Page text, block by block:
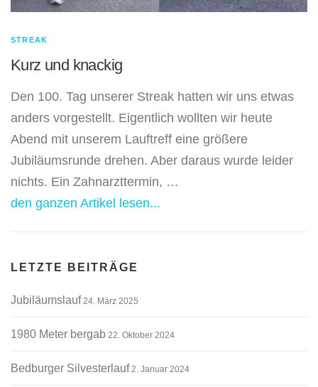
STREAK
Kurz und knackig
Den 100. Tag unserer Streak hatten wir uns etwas
anders vorgestellt. Eigentlich wollten wir heute
Abend mit unserem Lauftreff eine größere
Jubiläumsrunde drehen. Aber daraus wurde leider
nichts. Ein Zahnarzttermin, …
den ganzen Artikel lesen...
LETZTE BEITRÄGE
Jubiläumslauf 24. März 2025
1980 Meter bergab 22. Oktober 2024
Bedburger Silvesterlauf 2. Januar 2024